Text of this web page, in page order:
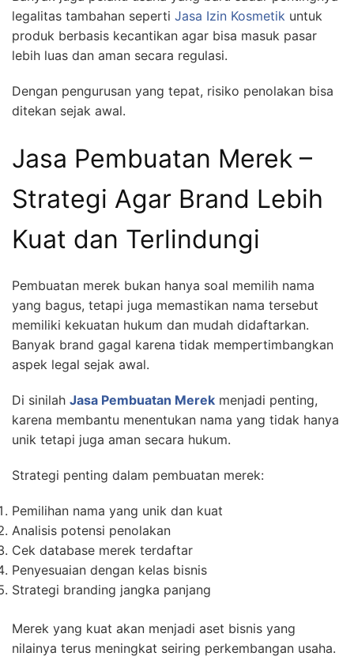
legalitas tambahan seperti Jasa Izin Kosmetik untuk
produk berbasis kecantikan agar bisa masuk pasar
lebih luas dan aman secara regulasi.
Dengan pengurusan yang tepat, risiko penolakan bisa
ditekan sejak awal.
Jasa Pembuatan Merek –
Strategi Agar Brand Lebih
Kuat dan Terlindungi
Pembuatan merek bukan hanya soal memilih nama
yang bagus, tetapi juga memastikan nama tersebut
memiliki kekuatan hukum dan mudah didaftarkan.
Banyak brand gagal karena tidak mempertimbangkan
aspek legal sejak awal.
Di sinilah Jasa Pembuatan Merek menjadi penting,
karena membantu menentukan nama yang tidak hanya
unik tetapi juga aman secara hukum.
Strategi penting dalam pembuatan merek:
Pemilihan nama yang unik dan kuat
Analisis potensi penolakan
Cek database merek terdaftar
Penyesuaian dengan kelas bisnis
Strategi branding jangka panjang
Merek yang kuat akan menjadi aset bisnis yang
nilainya terus meningkat seiring perkembangan usaha.